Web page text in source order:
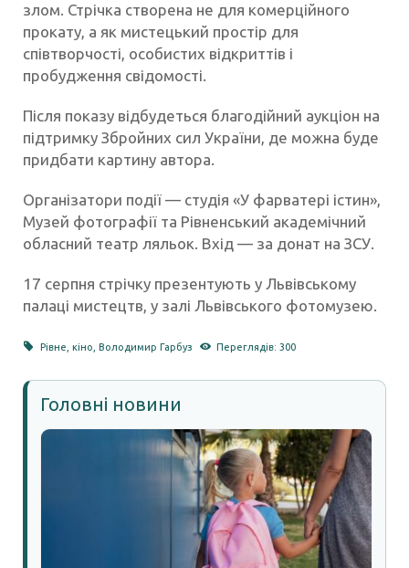
злом. Стрічка створена не для комерційного
прокату, а як мистецький простір для
співтворчості, особистих відкриттів і
пробудження свідомості.
Після показу відбудеться благодійний аукціон на
підтримку Збройних сил України, де можна буде
придбати картину автора.
Організатори події — студія «У фарватері істин»,
Музей фотографії та Рівненський академічний
обласний театр ляльок. Вхід — за донат на ЗСУ.
17 серпня стрічку презентують у Львівському
палаці мистецтв, у залі Львівського фотомузею.
Рівне ,кіно ,Володимир Гарбуз Переглядів: 300
Головні новини